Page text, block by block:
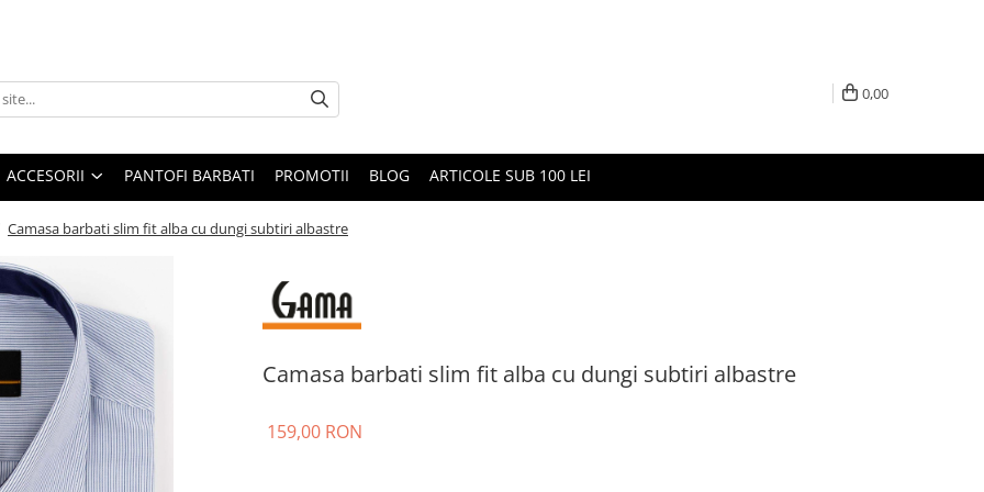
0,00
ACCESORII PANTOFI BARBATI PROMOTII BLOG ARTICOLE SUB 100 LEI
Camasa barbati slim fit alba cu dungi subtiri albastre
Camasa barbati slim fit alba cu dungi subtiri albastre
159,00 RON